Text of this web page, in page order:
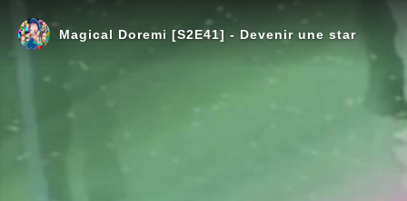
Magical Doremi [S2E41] - Devenir une star